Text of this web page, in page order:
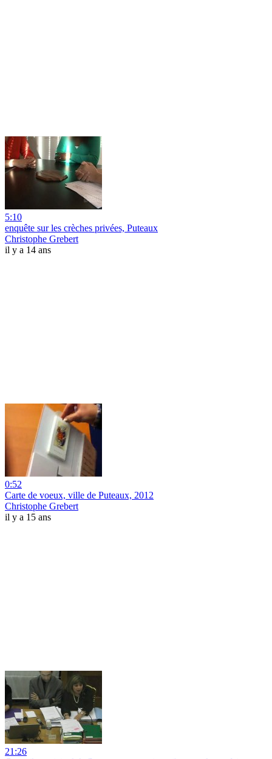
5:10
enquête sur les crèches privées, Puteaux
Christophe Grebert
il y a 14 ans
0:52
Carte de voeux, ville de Puteaux, 2012
Christophe Grebert
il y a 15 ans
21:26